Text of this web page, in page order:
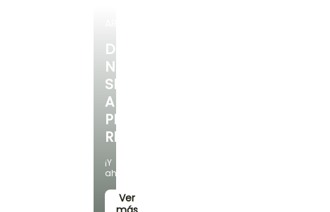
DESCUBRE
NUESTRA
SELECCIÓN
A
PRECIOS
REDUCIDOS
¡Y
ahorra!
Ver